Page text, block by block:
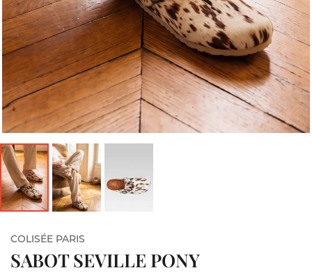
COLISÉE PARIS
SABOT SEVILLE PONY